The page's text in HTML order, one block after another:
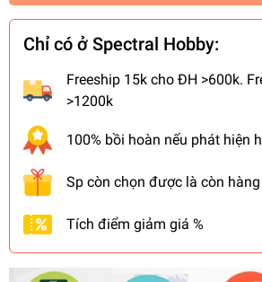
Chỉ có ở Spectral Hobby:
Freeship 15k cho ĐH >600k.
>1200k
100% bồi hoàn nếu phát hiện
Sp còn chọn được là còn hàng
Tích điểm giảm giá %